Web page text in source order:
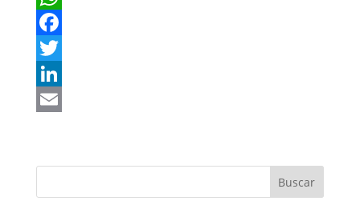
W
h
a
p
F
a
c
o
T
w
e
L
e
i